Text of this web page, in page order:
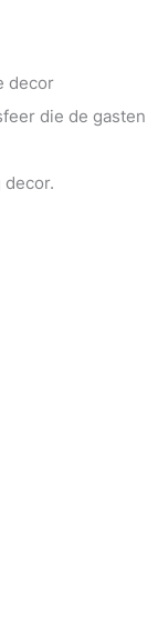
decor
die de gasten